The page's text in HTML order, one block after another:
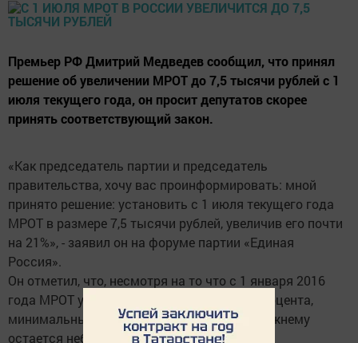
Премьер РФ Дмитрий Медведев сообщил, что принял
решение об увеличении МРОТ до 7,5 тысячи рублей с 1
июля текущего года, он просит депутатов скорее
принять соответствующий закон.
«Как председатель партии и председатель
правительства, хочу вас проинформировать: мной
принято решение: установить с 1 июля текущего года
МРОТ в размере 7,5 тысячи рублей, увеличив его почти
на 21%», - заявил он на форуме партии «Единая
Россия».
Он отметил, что, несмотря на то что с 1 января 2016
года МРОТ уже был увеличен на четыре процента,
минимальный размер оплаты труда по-прежнему
остается небольшим, сообщает interfax.ru.